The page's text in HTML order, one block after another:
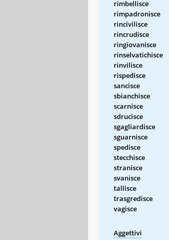
rimbellisce
rimpadronisce
rincivilisce
rincrudisce
ringiovanisce
rinselvatichisce
rinvilisce
rispedisce
sancisce
sbianchisce
scarnisce
sdrucisce
sgagliardisce
sguarnisce
spedisce
stecchisce
stranisce
svanisce
tallisce
trasgredisce
vagisce
Aggettivi